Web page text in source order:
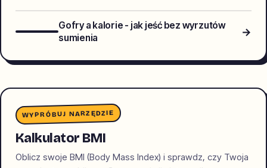
Gofry a kalorie - jak jeść bez wyrzutów
sumienia
→
WYPRÓBUJ NARZĘDZIE
Kalkulator BMI
Oblicz swoje BMI (Body Mass Index) i sprawdz, czy Twoja